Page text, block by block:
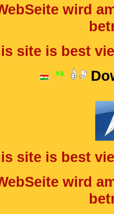
wird
site is best
site is best
wird